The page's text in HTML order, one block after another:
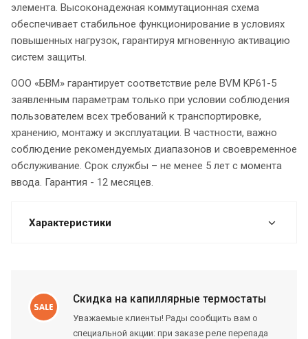
элемента. Высоконадежная коммутационная схема
обеспечивает стабильное функционирование в условиях
повышенных нагрузок, гарантируя мгновенную активацию
систем защиты.
ООО «БВМ» гарантирует соответствие реле BVM KP61-5
заявленным параметрам только при условии соблюдения
пользователем всех требований к транспортировке,
хранению, монтажу и эксплуатации. В частности, важно
соблюдение рекомендуемых диапазонов и своевременное
обслуживание. Срок службы – не менее 5 лет с момента
ввода. Гарантия - 12 месяцев.
Характеристики
Скидка на капиллярные термостаты
Уважаемые клиенты! Рады сообщить вам о
специальной акции: при заказе реле перепада